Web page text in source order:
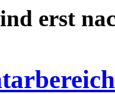
erst